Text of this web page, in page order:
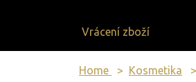
Vrácení zboží
Home Kosmetika